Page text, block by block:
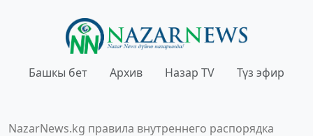
Башкы бет Архив Назар TV Түз эфир
NazarNews.kg правила внутреннего распорядка